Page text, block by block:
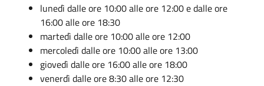
lunedì dalle ore 10:00 alle ore 12:00 e dalle ore
16:00 alle ore 18:30
martedì dalle ore 10:00 alle ore 12:00
mercoledì dalle ore 10:00 alle ore 13:00
giovedì dalle ore 16:00 alle ore 18:00
venerdì dalle ore 8:30 alle ore 12:30